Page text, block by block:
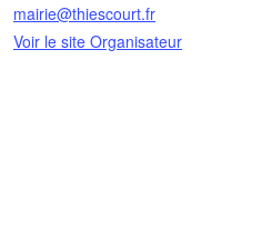
mairie@thiescourt.fr
Voir le site Organisateur